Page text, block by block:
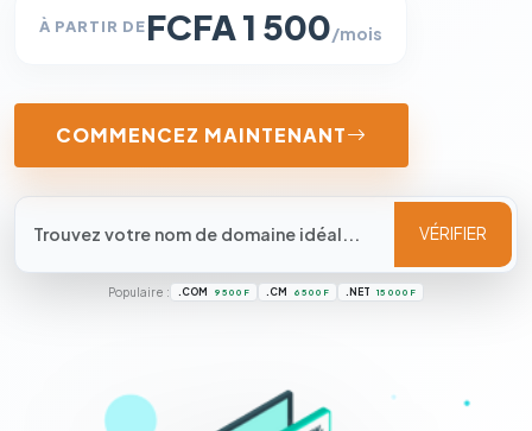
À PARTIR DEFCFA 1 500/mois
COMMENCEZ MAINTENANT
VÉRIFIER
Populaire : .COM 9 500 F .CM 6 500 F .NET 15 000 F